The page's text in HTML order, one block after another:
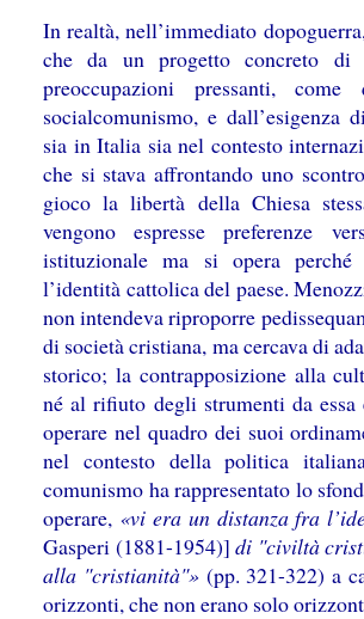
In realtà, nell’immediato
che da un progetto concreto di
preoccupazioni pressanti,
socialcomunismo, e dall’esigenza
sia in Italia sia nel contesto
che si stava affrontando uno
gioco la libertà della Chiesa
vengono espresse preferenze
istituzionale ma si opera
l’identità cattolica del paese.
non intendeva riproporre
di società cristiana, ma cercava di
storico; la contrapposizione alla
né al rifiuto degli strumenti da
operare nel quadro dei suoi
nel contesto della politica
comunismo ha rappresentato lo
operare, «vi era un distanza fra
Gasperi (1881-1954)] di "civiltà
alla "cristianità"»(pp. 321-322) a
orizzonti, che non erano solo